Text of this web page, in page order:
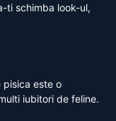
ti schimba look-ul,
pisica este o
iubitori de feline.